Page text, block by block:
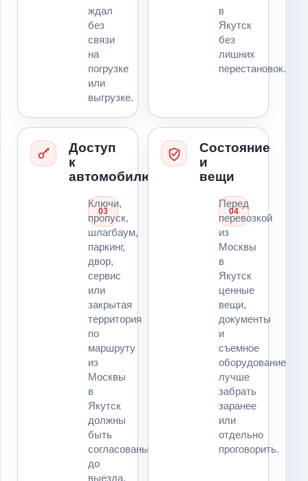
ждал
без
связи
на
погрузке
или
выгрузке.
в
Якутск
без
лишних
перестановок.
03
Доступ
к
автомобилю
Ключи,
пропуск,
шлагбаум,
паркинг,
двор,
сервис
или
закрытая
территория
по
маршруту
из
Москвы
в
Якутск
должны
быть
согласованы
до
выезда.
04
Состояние
и
вещи
Перед
перевозкой
из
Москвы
в
Якутск
ценные
вещи,
документы
и
съемное
оборудование
лучше
забрать
заранее
или
отдельно
проговорить.